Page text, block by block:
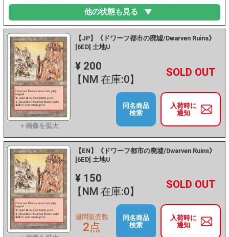
他の状態も見る
【JP】《ドワーフ都市の廃墟/Dwarven Ruins》
[6ED] 土地U
¥ 200
【NM 在庫:0】
－ +
入荷時に
通知
同名商品
検索
【EN】《ドワーフ都市の廃墟/Dwarven Ruins》
[6ED] 土地U
¥ 150
【NM 在庫:0】
－ +
入荷時に
通知
週間販売数
2点
同名商品
検索